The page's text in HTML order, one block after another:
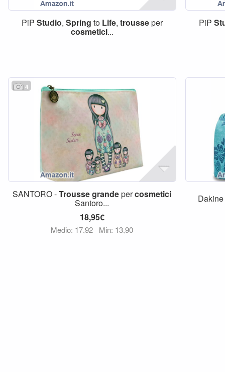
PiP Studio, Spring to Life, trousseper
cosmetici...
PiP
4
SANTORO -Troussegrandepercosmetici
Santoro...
18,95€
Medio: 17,92 Min: 13,90